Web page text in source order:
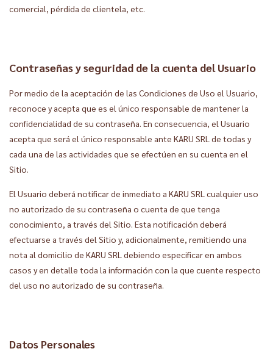
comercial, pérdida de clientela, etc.
Contraseñas y seguridad de la cuenta del Usuario
Por medio de la aceptación de las Condiciones de Uso el Usuario,
reconoce y acepta que es el único responsable de mantener la
confidencialidad de su contraseña. En consecuencia, el Usuario
acepta que será el único responsable ante KARU SRL de todas y
cada una de las actividades que se efectúen en su cuenta en el
Sitio.
El Usuario deberá notificar de inmediato a KARU SRL cualquier uso
no autorizado de su contraseña o cuenta de que tenga
conocimiento, a través del Sitio. Esta notificación deberá
efectuarse a través del Sitio y, adicionalmente, remitiendo una
nota al domicilio de KARU SRL debiendo especificar en ambos
casos y en detalle toda la información con la que cuente respecto
del uso no autorizado de su contraseña.
Datos Personales